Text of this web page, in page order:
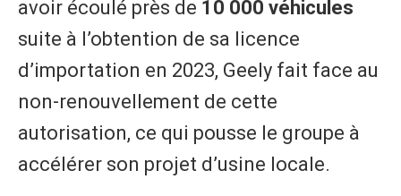
avoir écoulé près de 10 000 véhicules
suite à l’obtention de sa licence
d’importation en 2023, Geely fait face au
non-renouvellement de cette
autorisation, ce qui pousse le groupe à
accélérer son projet d’usine locale.